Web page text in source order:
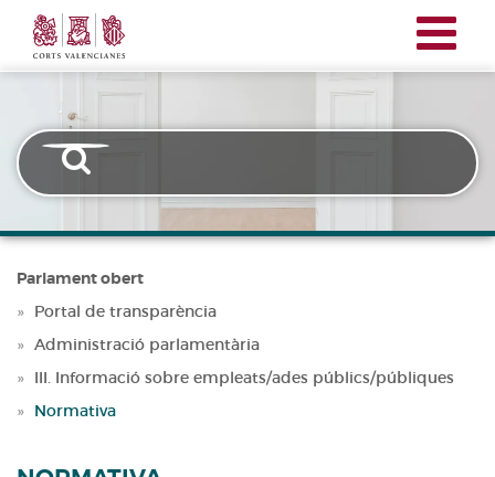
contingut
Corts
Valencianes
Parlament obert
Portal de transparència
Administració parlamentària
III. Informació sobre empleats/ades públics/públiques
Normativa